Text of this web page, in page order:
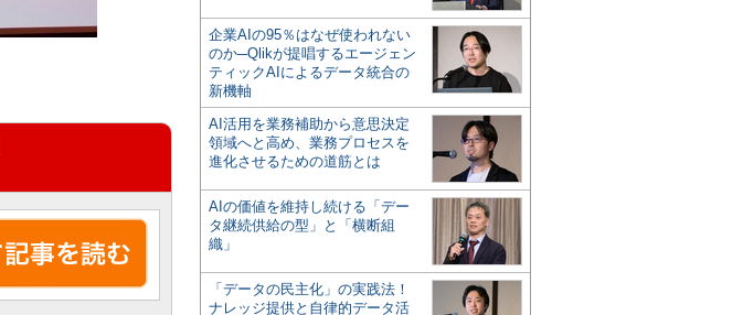
企業AIの95％はなぜ使われない
のか─Qlikが提唱するエージェン
ティックAIによるデータ統合の
新機軸
AI活用を業務補助から意思決定
領域へと高め、業務プロセスを
進化させるための道筋とは
AIの価値を維持し続ける「デー
タ継続供給の型」と「横断組
織」
「データの民主化」の実践法！
ナレッジ提供と自律的データ活